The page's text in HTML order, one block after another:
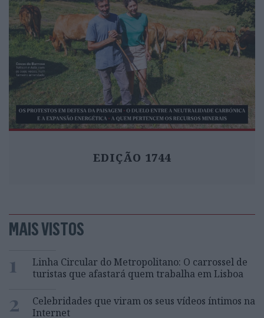
EDIÇÃO 1744
MAIS VISTOS
1
Linha Circular do Metropolitano: O carrossel de
turistas que afastará quem trabalha em Lisboa
2
Celebridades que viram os seus vídeos íntimos na
Internet